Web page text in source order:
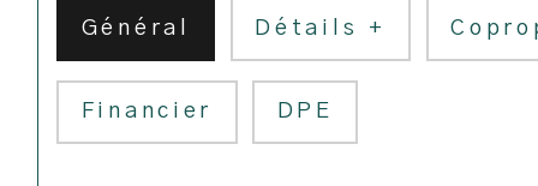
Général Détails +
Financier DPE